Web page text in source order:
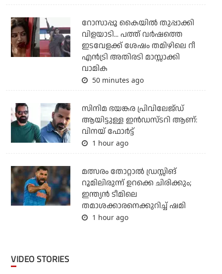
റോസാപ്പൂ കൈയില്‍ തുപ്പാക്കി
വിളയാടി... പത്ത് വര്‍ഷത്തെ
ഇടവേളക്ക് ശേഷം തമിഴിലെ റീ
എന്‍ട്രി അതിരടി മാസ്സാക്കി
വാമിക
50 minutes ago
സിനിമ ഭയങ്കര പ്രിവിലേജ്ഡ്
ആയിട്ടുള്ള ഇൻഡസ്ടറി ആണ്:
വിനയ് ഫോർട്ട്
1 hour ago
മത്സരം തോറ്റാല്‍ ഡ്രസ്സിങ്
റൂമിലിരുന്ന് ഉറക്കെ ചിരിക്കും;
ഇന്ത്യന്‍ ടീമിലെ
തമാശക്കാരനെക്കുറിച്ച് ഷമി
1 hour ago
VIDEO STORIES